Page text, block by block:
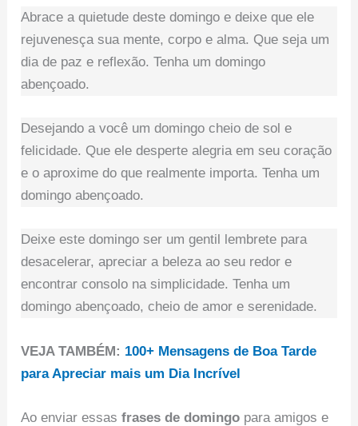
Abrace a quietude deste domingo e deixe que ele
rejuvenesça sua mente, corpo e alma. Que seja um
dia de paz e reflexão. Tenha um domingo
abençoado.
Desejando a você um domingo cheio de sol e
felicidade. Que ele desperte alegria em seu coração
e o aproxime do que realmente importa. Tenha um
domingo abençoado.
Deixe este domingo ser um gentil lembrete para
desacelerar, apreciar a beleza ao seu redor e
encontrar consolo na simplicidade. Tenha um
domingo abençoado, cheio de amor e serenidade.
VEJA TAMBÉM: 100+ Mensagens de Boa Tarde
para Apreciar mais um Dia Incrível
Ao enviar essasfrases de domingo para amigos e